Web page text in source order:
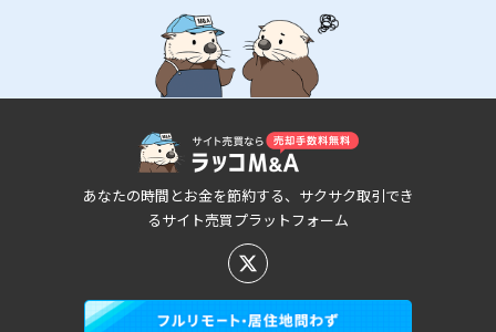
あなたの時間とお金を節約する、サクサク取引でき
るサイト売買プラットフォーム